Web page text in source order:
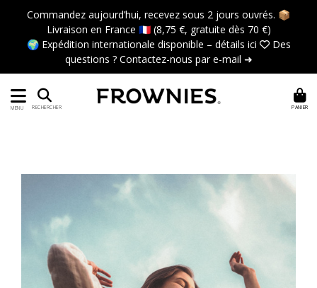
Commandez aujourd’hui, recevez sous 2 jours ouvrés. 📦
Livraison en France 🇫🇷 (8,75 €, gratuite dès 70 €)
🌍 Expédition internationale disponible – détails ici  Des
questions ? Contactez-nous par e-mail ➜
MENU RECHERCHER PANIER